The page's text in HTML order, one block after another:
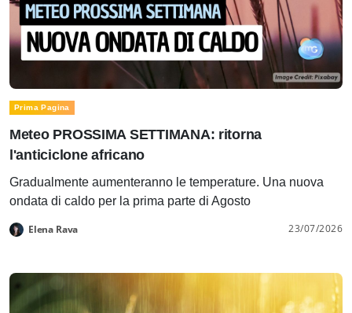
Prima Pagina
Meteo PROSSIMA SETTIMANA: ritorna
l'anticiclone africano
Gradualmente aumenteranno le temperature. Una nuova
ondata di caldo per la prima parte di Agosto
Elena Rava 23/07/2026